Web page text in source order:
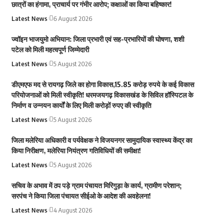
छात्रों का हंगामा, प्राचार्य पर गंभीर आरोप; कक्षाओं का किया बहिष्कार!
Latest News 6 August 2026
ज्वॉइन भाजयुमो अभियान: जिला प्रभारी एवं सह-प्रभारियों की घोषणा, शशी
पटेल को मिली महत्वपूर्ण जिम्मेदारी
Latest News 5 August 2026
डीएमएफ मद से रायगढ़ जिले का होगा विकास,15.85 करोड़ रुपये के कई विकास
परियोजनाओं को मिली स्वीकृति! धरमजयगढ़ विकासखंड के सिविल हॉस्पिटल के
निर्माण व उन्नयन कार्यों के लिए मिली करोड़ों रुपए की स्वीकृति
Latest News 5 August 2026
जिला मलेरिया अधिकारी व पर्यवेक्षक ने विजयनगर सामुदायिक स्वास्थ्य केंद्र का
किया निरीक्षण, मलेरिया नियंत्रण गतिविधियों की समीक्षा!
Latest News 5 August 2026
सचिव के अभाव में ठप पड़े ग्राम पंचायत मिरिगुड़ा के कार्य, ग्रामीण परेशान;
सरपंच ने किया जिला पंचायत सीईओ के आदेश की अवहेलना!
Latest News 4 August 2026